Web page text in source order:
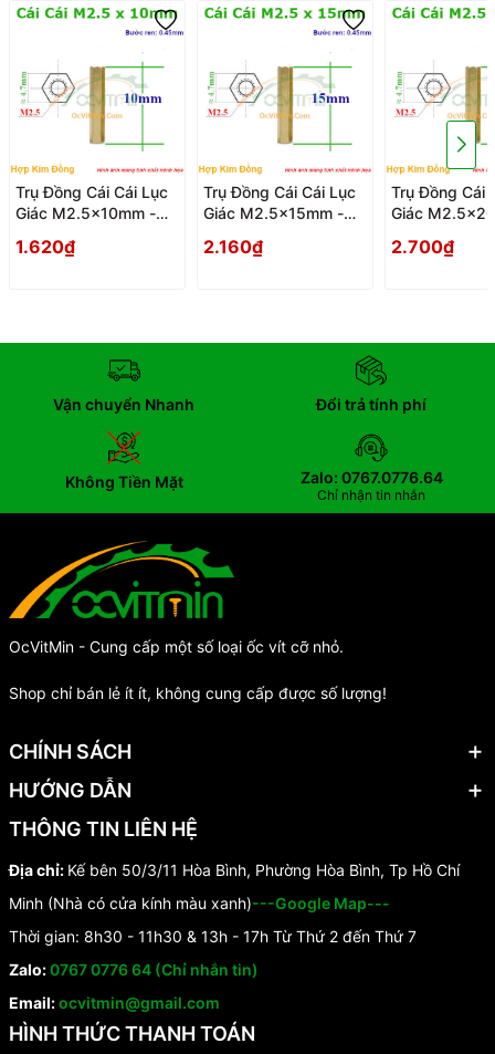
Trụ Đồng Cái Cái Lục
Giác M2.5x10mm -
Giac
1.620₫
Trụ Đồng Cái Cái Lục
Giác M2.5x15mm -
Giac
2.160₫
Trụ Đồng Cái
Giác
Giac
2.700₫
Vận chuyển Nhanh Đổi trả tính phí
Không Tiền Mặt Zalo: 0767.0776.64
Chỉ nhận tin nhắn
OcVitMin - Cung cấp một số loại ốc vít cỡ nhỏ.
Shop chỉ bán lẻ ít ít, không cung cấp được số lượng!
CHÍNH SÁCH
HƯỚNG DẪN
THÔNG TIN LIÊN HỆ
Địa chỉ: Kế bên 50/3/11 Hòa Bình, Phường Hòa Bình, Tp Hồ Chí
Minh (Nhà có cửa kính màu xanh)---Google Map---
Thời gian: 8h30 - 11h30 & 13h - 17h Từ Thứ 2 đến Thứ 7
Zalo:0767 0776 64 (Chỉ nhắn tin)
Email:ocvitmin@gmail.com
HÌNH THỨC THANH TOÁN